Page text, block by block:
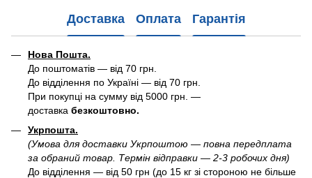
Доставка Оплата Гарантія
Нова Пошта.
До поштоматів — від 70 грн.
До відділення по Україні — від 70 грн.
При покупці на сумму від 5000 грн. —
доставка безкоштовно.
Укрпошта.
(Умова для доставки Укрпоштою — повна передплата
за обраний товар. Термін відправки — 2-3 робочих дня)
До відділення — від 50 грн (до 15 кг зі стороною не більше